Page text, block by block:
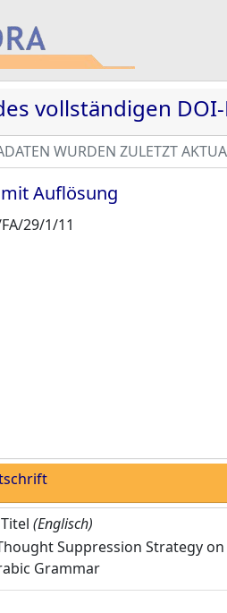
vollständigen
WURDEN ZULETZT
Auflösung
29/1/11
(Englisch)
Suppression Strategy
Grammar